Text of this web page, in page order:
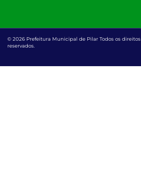
© 2026 Prefeitura Municipal de Pilar Todos os direitos
reservados.